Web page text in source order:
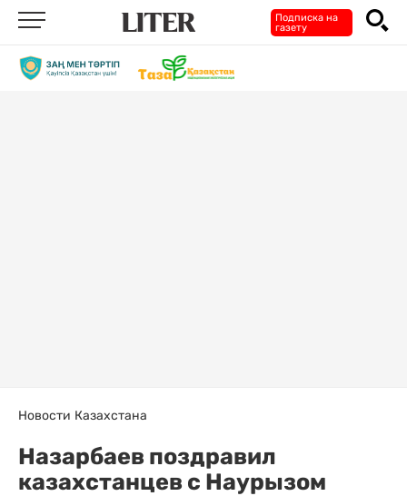
Подписка на
газету
Новости Казахстана
Назарбаев поздравил
казахстанцев с Наурызом